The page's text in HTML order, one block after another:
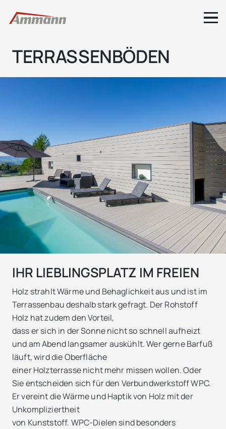
TERRASSENBÖDEN
IHR LIEBLINGSPLATZ IM FREIEN
Holz strahlt Wärme und Behaglichkeit aus und ist im
Terrassenbau deshalb stark gefragt. Der Rohstoff
Holz hat zudem den Vorteil,
dass er sich in der Sonne nicht so schnell aufheizt
und am Abend langsamer auskühlt. Wer gerne Barfuß
läuft, wird die Oberfläche
einer Holzterrasse nicht mehr missen wollen. Oder
Sie entscheiden sich für den Verbundwerkstoff WPC.
Er vereint die Wärme und Haptik von Holz mit der
Unkompliziertheit
von Kunststoff. WPC-Dielen sind besonders